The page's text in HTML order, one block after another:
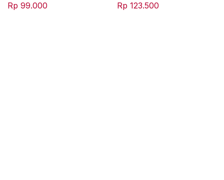
Rp 99.000
Rp 123.500